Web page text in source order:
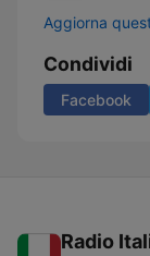
Aggiorna
Condividi
Facebook
Radio